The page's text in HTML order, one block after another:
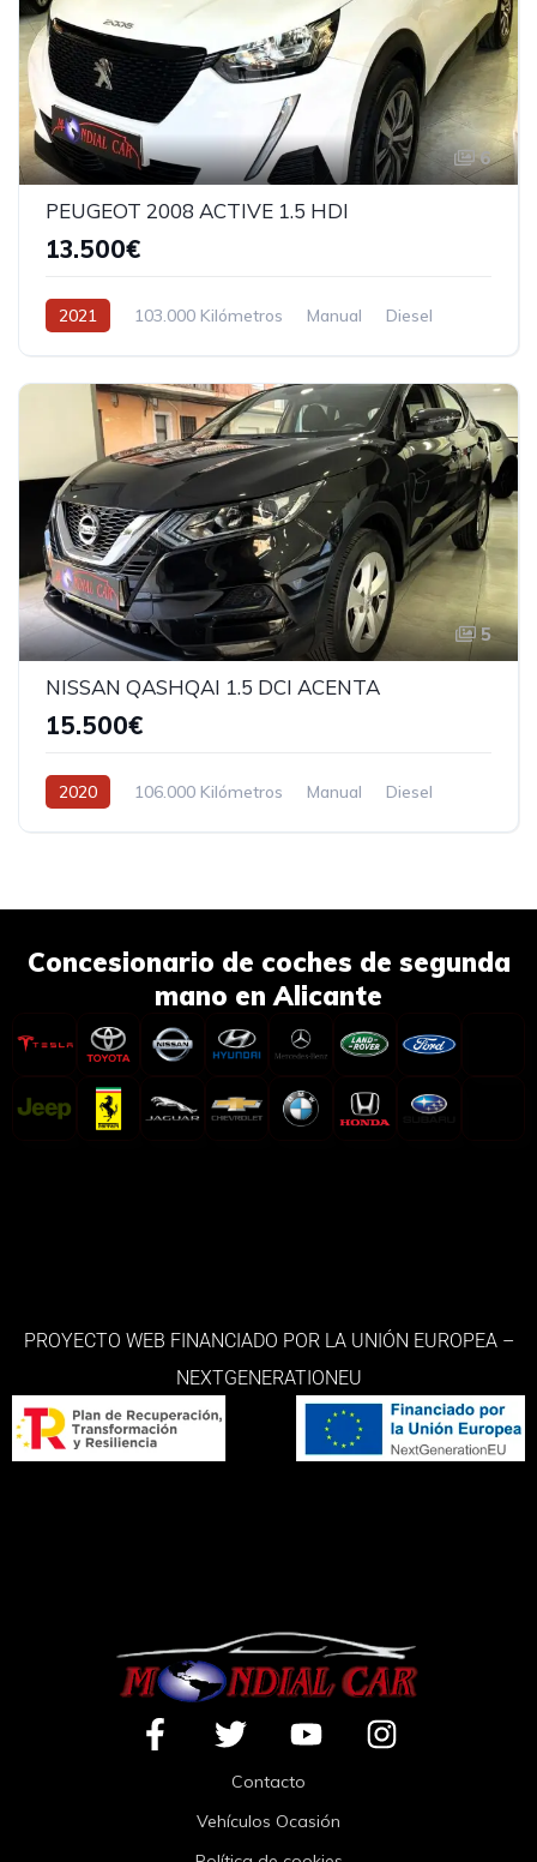
6
PEUGEOT 2008 ACTIVE 1.5 HDI
13.500€
2021 103.000 Kilómetros Manual Diesel
5
NISSAN QASHQAI 1.5 DCI ACENTA
15.500€
2020 106.000 Kilómetros Manual Diesel
Concesionario de coches de segunda
mano en Alicante
PROYECTO WEB FINANCIADO POR LA UNIÓN EUROPEA –
NEXTGENERATIONEU
Contacto
Vehículos Ocasión